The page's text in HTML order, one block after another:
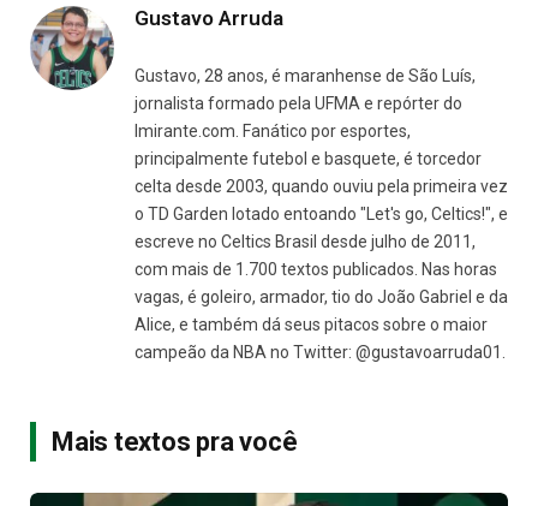
Gustavo Arruda
Gustavo, 28 anos, é maranhense de São Luís,
jornalista formado pela UFMA e repórter do
Imirante.com. Fanático por esportes,
principalmente futebol e basquete, é torcedor
celta desde 2003, quando ouviu pela primeira vez
o TD Garden lotado entoando "Let's go, Celtics!", e
escreve no Celtics Brasil desde julho de 2011,
com mais de 1.700 textos publicados. Nas horas
vagas, é goleiro, armador, tio do João Gabriel e da
Alice, e também dá seus pitacos sobre o maior
campeão da NBA no Twitter: @gustavoarruda01.
Mais textos pra você